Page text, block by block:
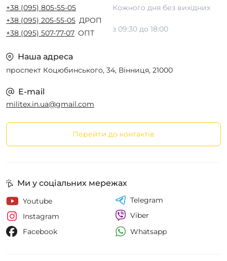
+38 (095) 805-55-05
+38 (095) 205-55-05 ДРОП
+38 (095) 507-77-07 ОПТ
Кожного дня без вихідних
з 09:30 до 18:00
Наша адреса
проспект Коцюбинського, 34, Вінниця, 21000
E-mail
militex.in.ua@gmail.com
Перейти до контактів
Ми у соціальних мережах
Youtube
Instagram
Facebook
Telegram
Viber
Whatsapp